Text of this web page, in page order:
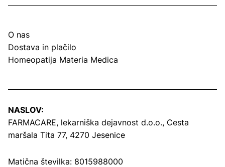
O nas
Dostava in plačilo
Homeopatija Materia Medica
NASLOV:
FARMACARE, lekarniška dejavnost d.o.o., Cesta
maršala Tita 77, 4270 Jesenice
Matična številka: 8015988000